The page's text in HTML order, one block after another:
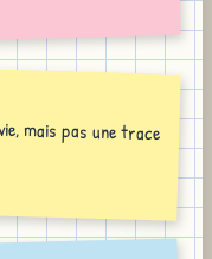
mais pas une trace